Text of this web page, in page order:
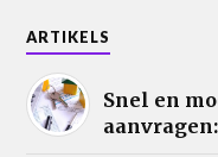
ARTIKELS
Snel en